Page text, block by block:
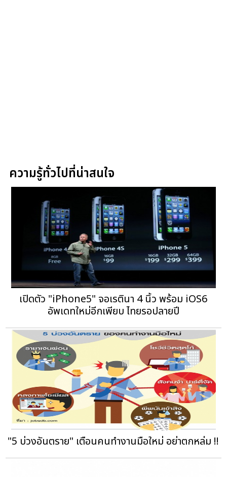
ความรู้ทั่วไปที่น่าสนใจ
เปิดตัว "iPhone5" จอเรตินา 4 นิ้ว พร้อม iOS6
อัพเดทใหม่อีกเพียบ ไทยรอปลายปี
"5 บ่วงอันตราย" เตือนคนทำงานมือใหม่ อย่าตกหล่ม !!